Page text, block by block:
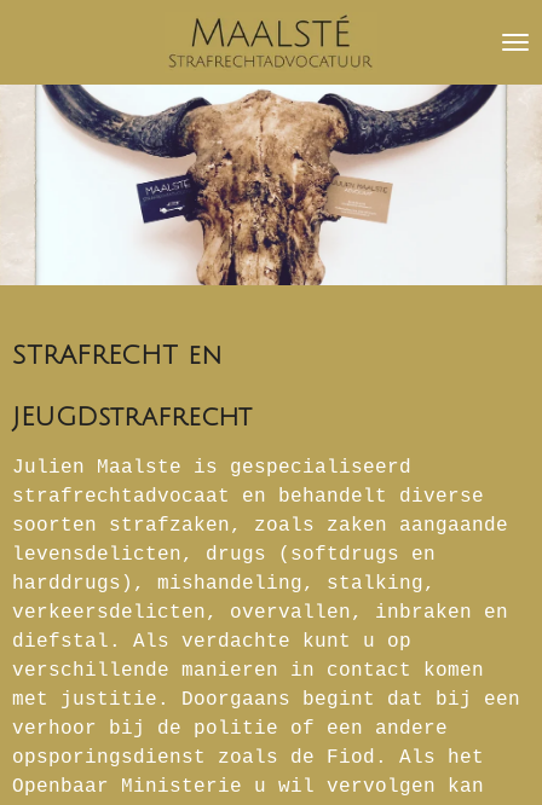
naar
hoofdinhoud
STRAFRECHT en
JEUGDstrafrecht
Julien Maalste is gespecialiseerd
strafrechtadvocaat en behandelt diverse
soorten strafzaken, zoals zaken aangaande
levensdelicten, drugs (softdrugs en
harddrugs), mishandeling, stalking,
verkeersdelicten, overvallen, inbraken en
diefstal. Als verdachte kunt u op
verschillende manieren in contact komen
met justitie. Doorgaans begint dat bij een
verhoor bij de politie of een andere
opsporingsdienst zoals de Fiod. Als het
Openbaar Ministerie u wil vervolgen kan